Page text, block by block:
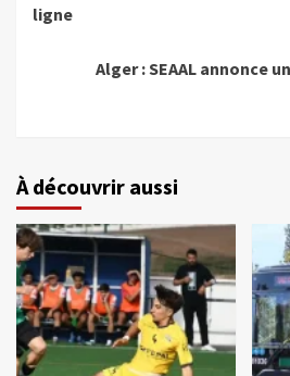
ligne
Alger : SEAAL annonce
À découvrir aussi